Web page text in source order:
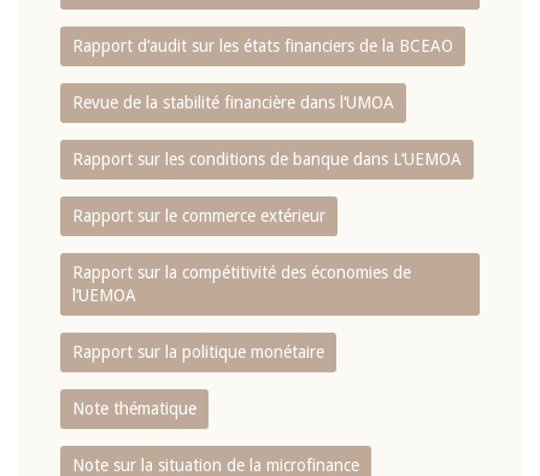
Rapport d‘audit sur les états financiers de la BCEAO
Revue de la stabilité financière dans l‘UMOA
Rapport sur les conditions de banque dans L‘UEMOA
Rapport sur le commerce extérieur
Rapport sur la compétitivité des économies de
l‘UEMOA
Rapport sur la politique monétaire
Note thématique
Note sur la situation de la microfinance